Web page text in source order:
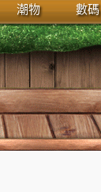
潮物 數碼